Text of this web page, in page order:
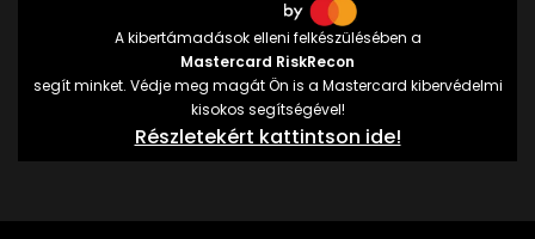
A kibertámadások elleni felkészülésében a
Mastercard RiskRecon
segít minket. Védje meg magát Ön is a Mastercard kibervédelmi
kisokos segítségével!
Részletekért kattintson ide!